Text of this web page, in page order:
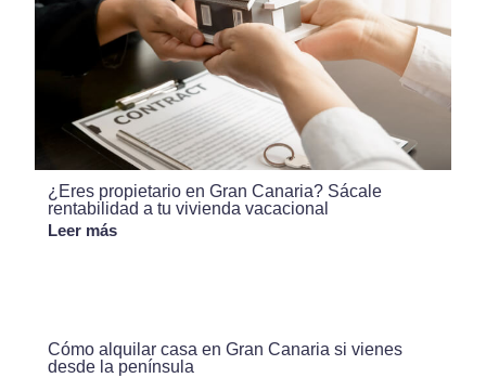
¿Eres propietario en Gran Canaria? Sácale
rentabilidad a tu vivienda vacacional
Leer más
Cómo alquilar casa en Gran Canaria si vienes
desde la península